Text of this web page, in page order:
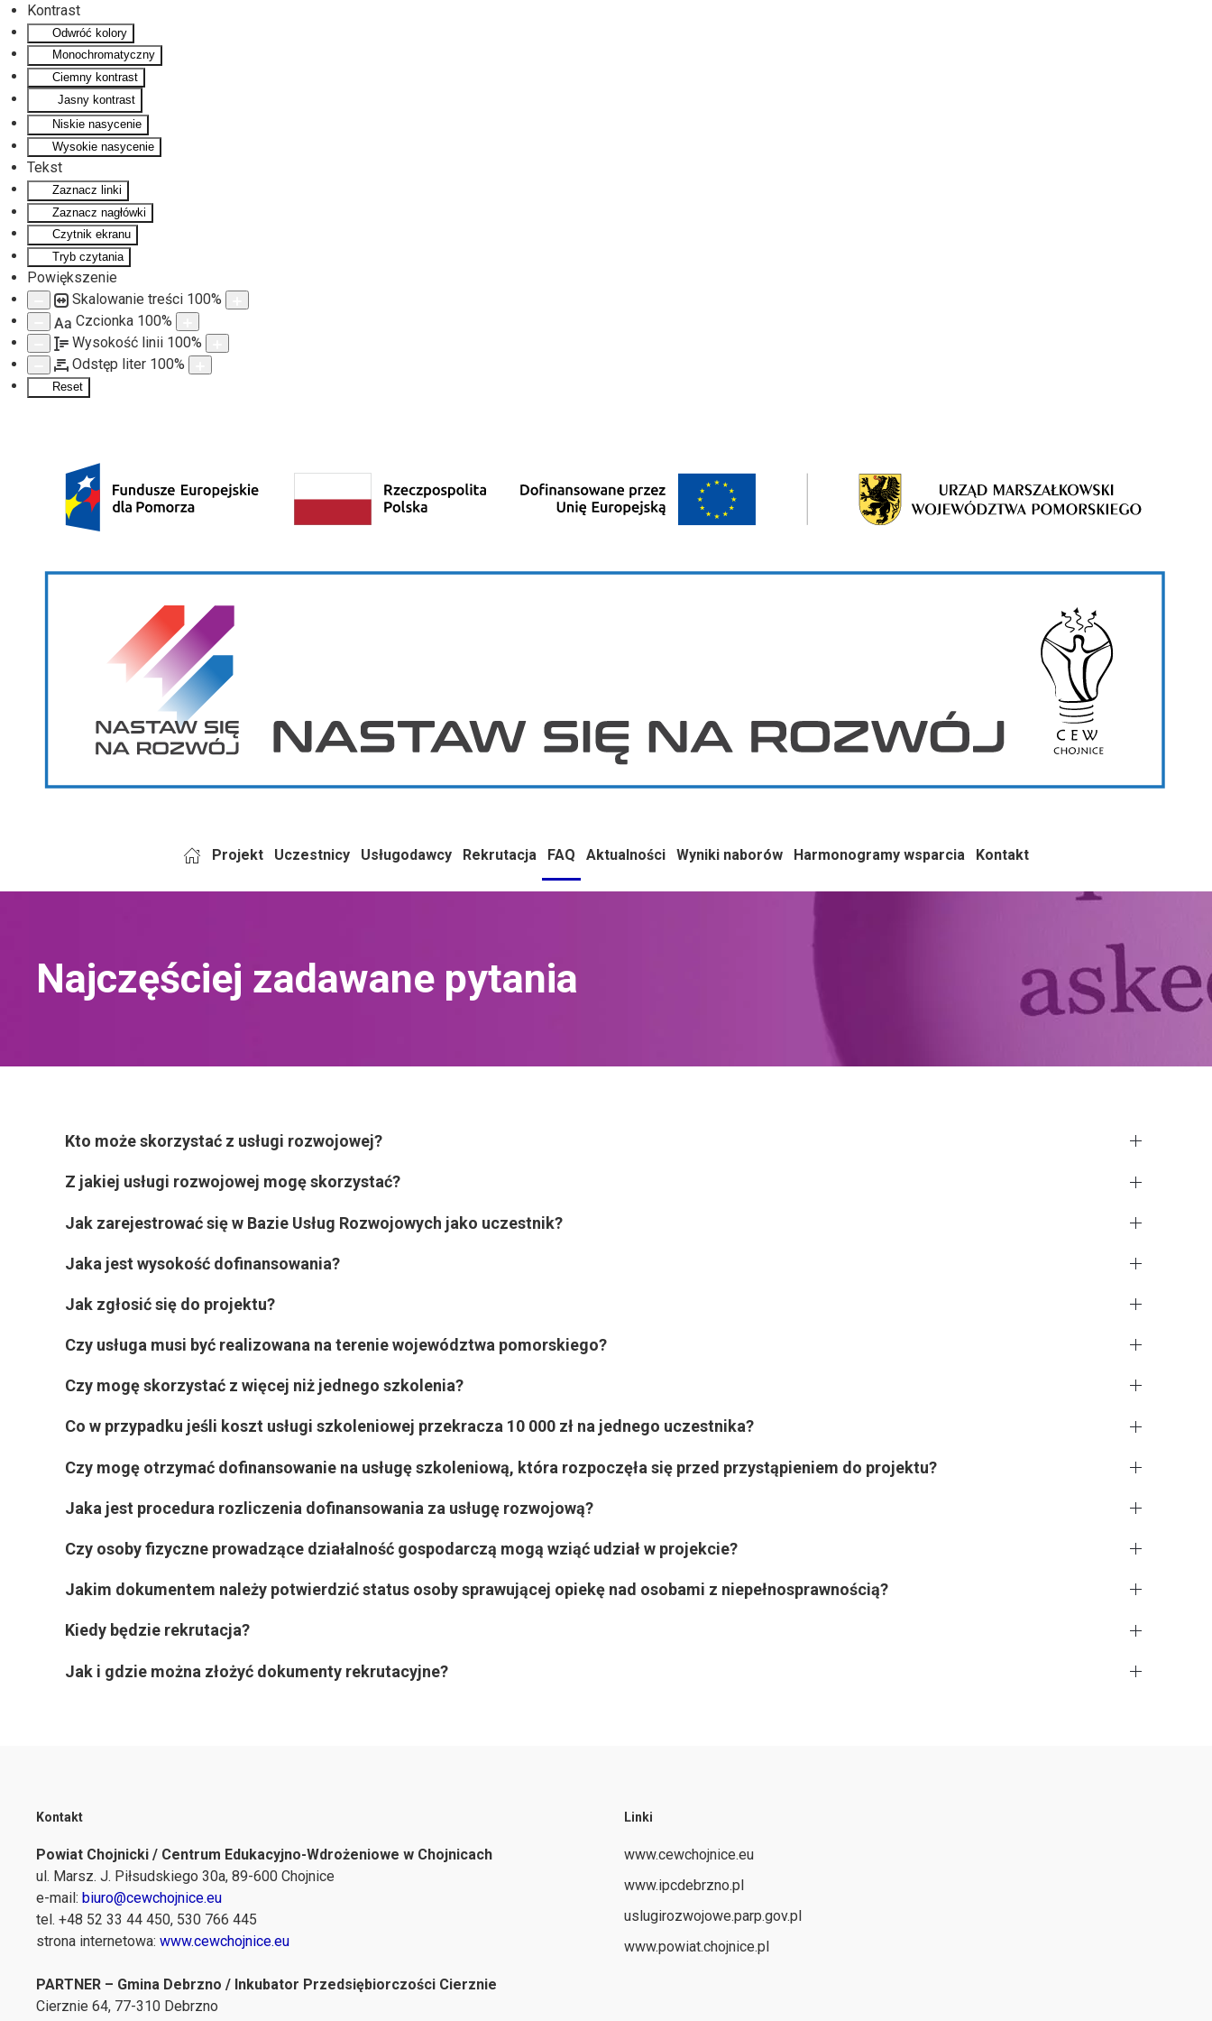
Kontrast
Odwróć kolory
Monochromatyczny
Ciemny kontrast
Jasny kontrast
Niskie nasycenie
Wysokie nasycenie
Tekst
Zaznacz linki
Zaznacz nagłówki
Czytnik ekranu
Tryb czytania
Powiększenie
Skalowanie treści 100%
Aa Czcionka 100%
Wysokość linii 100%
Odstęp liter 100%
Reset
Przejdź do głównej treści
Projekt Uczestnicy Usługodawcy Rekrutacja FAQ Aktualności Wyniki naborów Harmonogramy wsparcia Kontakt
Najczęściej zadawane pytania
Kto może skorzystać z usługi rozwojowej?
Z jakiej usługi rozwojowej mogę skorzystać?
Jak zarejestrować się w Bazie Usług Rozwojowych jako uczestnik?
Jaka jest wysokość dofinansowania?
Jak zgłosić się do projektu?
Czy usługa musi być realizowana na terenie województwa pomorskiego?
Czy mogę skorzystać z więcej niż jednego szkolenia?
Co w przypadku jeśli koszt usługi szkoleniowej przekracza 10 000 zł na jednego uczestnika?
Czy mogę otrzymać dofinansowanie na usługę szkoleniową, która rozpoczęła się przed przystąpieniem do projektu?
Jaka jest procedura rozliczenia dofinansowania za usługę rozwojową?
Czy osoby fizyczne prowadzące działalność gospodarczą mogą wziąć udział w projekcie?
Jakim dokumentem należy potwierdzić status osoby sprawującej opiekę nad osobami z niepełnosprawnością?
Kiedy będzie rekrutacja?
Jak i gdzie można złożyć dokumenty rekrutacyjne?
Kontakt
Powiat Chojnicki / Centrum Edukacyjno-Wdrożeniowe w Chojnicach
ul. Marsz. J. Piłsudskiego 30a, 89-600 Chojnice
e-mail: biuro@cewchojnice.eu
tel. +48 52 33 44 450, 530 766 445
strona internetowa: www.cewchojnice.eu
PARTNER – Gmina Debrzno / Inkubator Przedsiębiorczości Cierznie
Cierznie 64, 77-310 Debrzno
Linki
www.cewchojnice.eu
www.ipcdebrzno.pl
uslugirozwojowe.parp.gov.pl
www.powiat.chojnice.pl